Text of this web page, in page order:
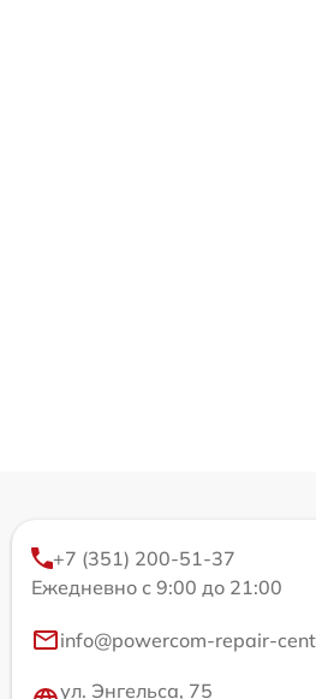
+7 (351) 200-51-37
Ежедневно с 9:00 до 21:00
info@powercom-repair-
ул. Энгельса, 75